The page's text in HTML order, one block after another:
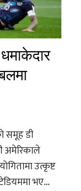
समूह डी
अमेरिकाले
उत्कृष्ट
भए...